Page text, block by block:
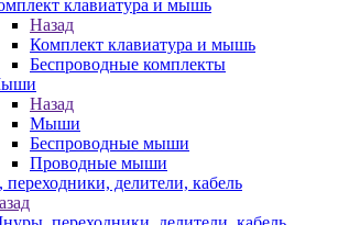
клавиатура и мышь
Назад
Комплект клавиатура и мышь
Беспроводные комплекты
Назад
Мыши
Беспроводные мыши
Проводные мыши
делители, кабель